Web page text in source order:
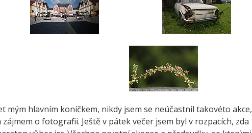
mým hlavním koníčkem, nikdy jsem se neúčastnil takovéto akce,
o fotografii. Ještě v pátek večer jsem byl v rozpacích, zda